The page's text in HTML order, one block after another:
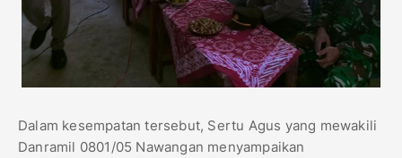
Dalam kesempatan tersebut, Sertu Agus yang mewakili
Danramil 0801/05 Nawangan menyampaikan